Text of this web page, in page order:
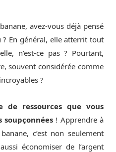
avez-vous déjà pensé
? En général, elle atterrit tout
n’est-ce pas ? Pourtant,
souvent considérée comme
?
de ressources que vous
soupçonnées ! Apprendre à
c’est non seulement
économiser de l’argent